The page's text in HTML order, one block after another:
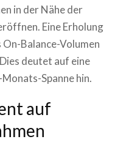
in der Nähe der
Eine Erholung
Balance-Volumen
deutet auf eine
Spanne hin.
auf